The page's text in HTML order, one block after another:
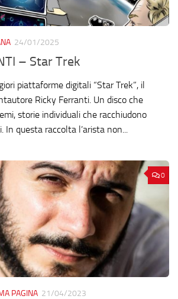
24/01/2025
– Star Trek
piattaforme digitali “Star Trek”, il
Ricky Ferranti. Un disco che
storie individuali che racchiudono
questa raccolta l’arista non...
0
PAGINA 21/04/2023